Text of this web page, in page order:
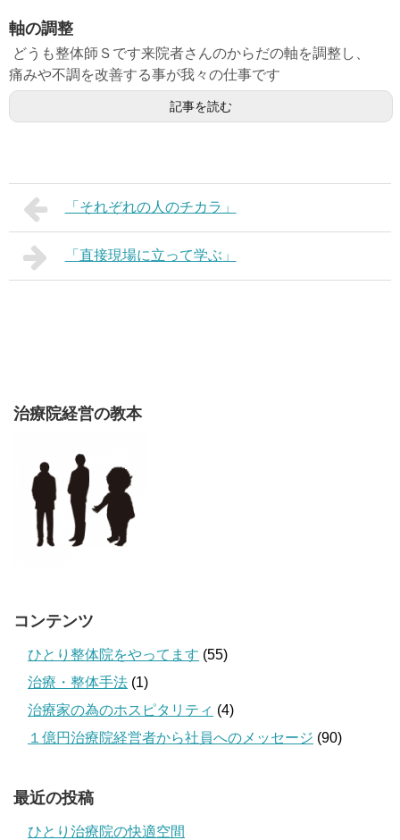
軸の調整
どうも整体師Ｓです来院者さんのからだの軸を調整し、
痛みや不調を改善する事が我々の仕事です
記事を読む
「それぞれの人のチカラ」
「直接現場に立って学ぶ」
治療院経営の教本
コンテンツ
ひとり整体院をやってます (55)
治療・整体手法 (1)
治療家の為のホスピタリティ (4)
１億円治療院経営者から社員へのメッセージ (90)
最近の投稿
ひとり治療院の快適空間